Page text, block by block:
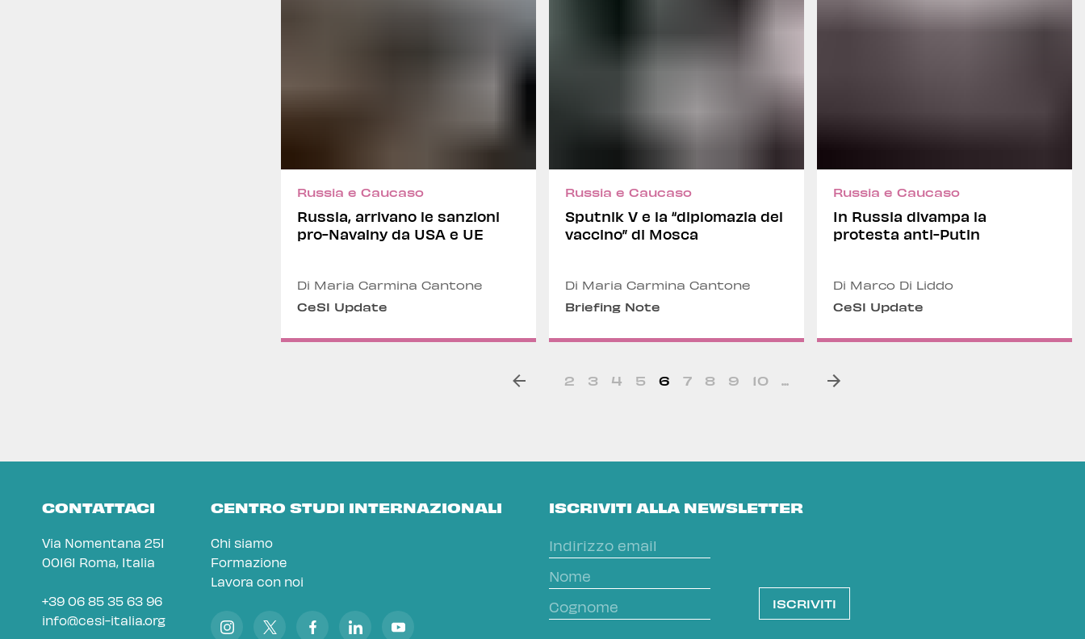
Russia e Caucaso
Russia, arrivano le sanzioni
pro-Navalny da USA e UE
Di Maria Carmina Cantone
CeSI Update
Russia e Caucaso
Sputnik V e la “diplomazia del
vaccino” di Mosca
Di Maria Carmina Cantone
Briefing Note
Russia e Caucaso
In Russia divampa la
protesta anti-Putin
Di Marco Di Liddo
CeSI Update
2 3 4 5 6 7 8 9 10 ...
CONTATTACI
Via Nomentana 251
00161 Roma, Italia
+39 06 85 35 63 96
info@cesi-italia.org
CENTRO STUDI INTERNAZIONALI
Chi siamo
Formazione
Lavora con noi
ISCRIVITI ALLA NEWSLETTER